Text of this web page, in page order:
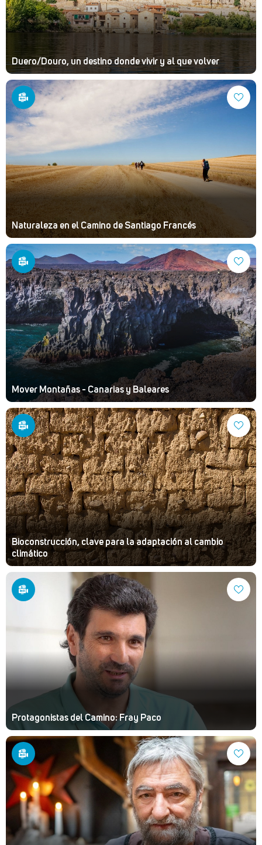
Duero/Douro, un destino donde vivir y al que volver
Naturaleza en el Camino de Santiago Francés
Mover Montañas - Canarias y Baleares
Bioconstrucción, clave para la adaptación al cambio
climático
Protagonistas del Camino: Fray Paco